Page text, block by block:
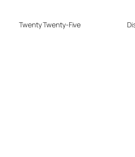
Twenty Twenty-Five